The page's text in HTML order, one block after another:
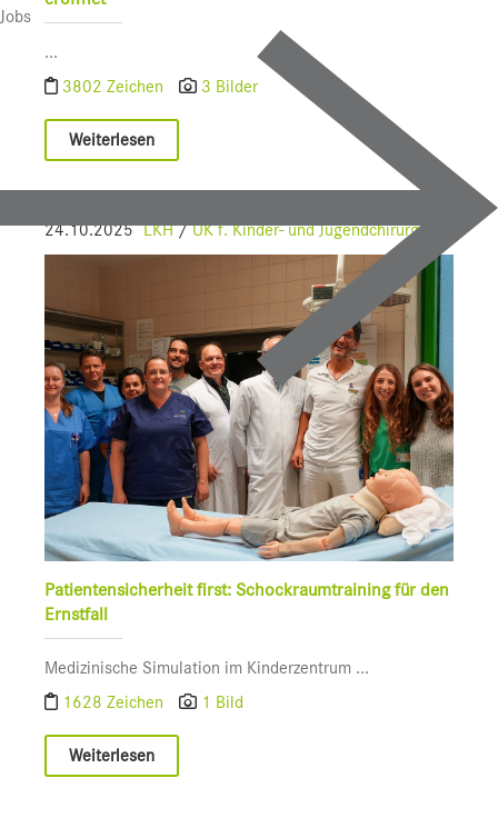
Jobs
...
3802 Zeichen
3 Bilder
Weiterlesen
24.10.2025 LKH/UK f. Kinder- und Jugendchirurgie
Patientensicherheit first: Schockraumtraining für den
Ernstfall
Medizinische Simulation im Kinderzentrum ...
1628 Zeichen
1 Bild
Weiterlesen